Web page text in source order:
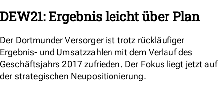
DEW21: Ergebnis leicht über Plan
Der Dortmunder Versorger ist trotz rückläufiger
Ergebnis- und Umsatzzahlen mit dem Verlauf des
Geschäftsjahrs 2017 zufrieden. Der Fokus liegt jetzt auf
der strategischen Neupositionierung.